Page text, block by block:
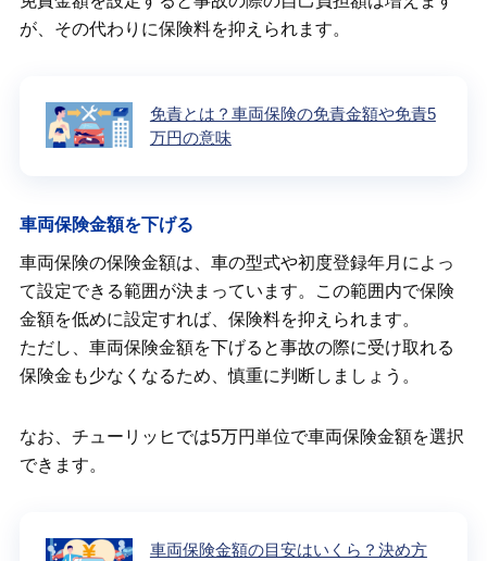
が、その代わりに保険料を抑えられます。
免責とは？車両保険の免責金額や免責5
万円の意味
車両保険金額を下げる
車両保険の保険金額は、車の型式や初度登録年月によっ
て設定できる範囲が決まっています。この範囲内で保険
金額を低めに設定すれば、保険料を抑えられます。
ただし、車両保険金額を下げると事故の際に受け取れる
保険金も少なくなるため、慎重に判断しましょう。
なお、チューリッヒでは5万円単位で車両保険金額を選択
できます。
車両保険金額の目安はいくら？決め方